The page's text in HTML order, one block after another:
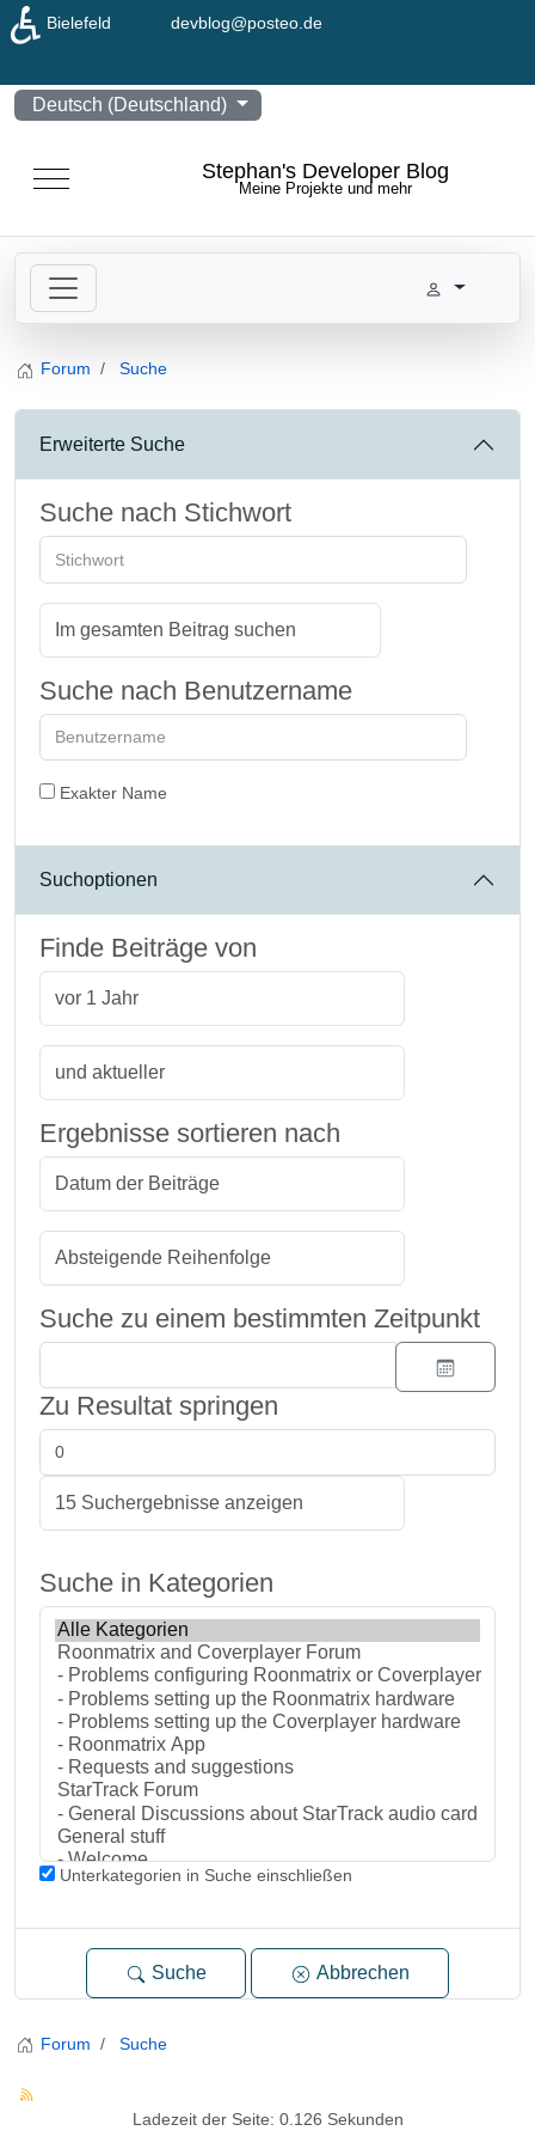
Bielefeld devblog@posteo.de
Sprache auswählen
Deutsch (Deutschland)
Mobile Menu Toggle Stephan's Developer Blog
Meine Projekte und mehr
Forum Suche
Erweiterte Suche
Suche nach Stichwort
Suche nach Benutzername
Exakter Name
Suchoptionen
Finde Beiträge von
Ergebnisse sortieren nach
Suche zu einem bestimmten Zeitpunkt
Zu Resultat springen
Suche in Kategorien
Unterkategorien in Suche einschließen
Suche Abbrechen
Forum Suche
Ladezeit der Seite: 0.126 Sekunden
♿